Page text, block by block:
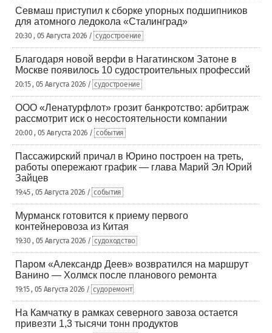
Севмаш приступил к сборке упорных подшипников
для атомного ледокола «Сталинград»
20:30 , 05 Августа 2026 / судостроение
Благодаря новой верфи в Нагатинском Затоне в
Москве появилось 10 судостроительных профессий
20:15 , 05 Августа 2026 / судостроение
ООО «Ленатурфлот» грозит банкротство: арбитраж
рассмотрит иск о несостоятельности компании
20:00 , 05 Августа 2026 / события
Пассажирский причал в Юрино построен на треть,
работы опережают график — глава Марий Эл Юрий
Зайцев
19:45 , 05 Августа 2026 / события
Мурманск готовится к приему первого
контейнеровоза из Китая
19:30 , 05 Августа 2026 / судоходство
Паром «Александр Деев» возвратился на маршрут
Ванино — Холмск после планового ремонта
19:15 , 05 Августа 2026 / судоремонт
На Камчатку в рамках северного завоза остается
привезти 1,3 тысячи тонн продуктов